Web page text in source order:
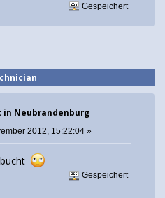
Gespeichert
in Neubrandenburg
2012, 15:22:04 »
Gespeichert